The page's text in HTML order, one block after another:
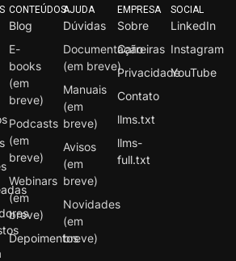
CONTEÚDOS
Blog
E-
books
(em
breve)
Podcasts
(em
breve)
Webinars
(em
breve)
Depoimentos
AJUDA
Dúvidas
Documentação
(em breve)
Manuais
(em
breve)
Avisos
(em
breve)
Novidades
(em
breve)
EMPRESA
Sobre
Carreiras
Privacidade
Contato
llms.txt
llms-
full.txt
SOCIAL
LinkedIn
Instagram
YouTube